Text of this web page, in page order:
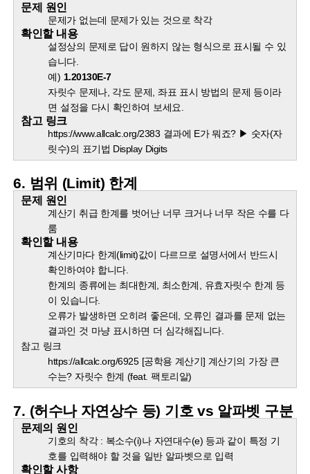
문제 원인
문제가 없는데 문제가 있는 것으로 착각
확인할 내용
설정상의 문제로 답이 원하지 않는 형식으로 표시될 수 있
습니다.
예) 1.20130E-7
자릿수 문제나, 각도 문제, 좌표 표시 방법의 문제 등이라
면 설정을 다시 확인하여 보세요.
참고 링크
https://www.allcalc.org/2383 결과에 E가 뭐죠? ▶ 숫자(자
릿수)의 표기법 Display Digits
6. 범위 (Limit) 한계
문제 원인
계산기 취급 한계를 벗어난 너무 크거나 너무 작은 수를 다
룸
확인할 내용
계산기마다 한계(limit)값이 다르므로 설명서에서 반드시
확인하여야 합니다.
한계의 종류에는 최대한계, 최소한계, 유효자릿수 한계 등
이 있습니다.
오류가 발생하면 오히려 좋은데, 오류인 결과를 문제 없는
결과인 것 마냥 표시하면 더 심각해집니다.
참고 링크
https://allcalc.org/6925 [공학용 계산기] 계산기의 가장 큰
수는? 자릿수 한계 (feat. 팩토리알)
7. (허수나 자연상수 등) 기호 vs 알파벳 구분
문제의 원인
기호의 착각 : 복소수(i)나 자연대수(e) 등과 같이 특정 기
호를 입력해야 할 것을 일반 알파벳으로 입력
확인할 사항